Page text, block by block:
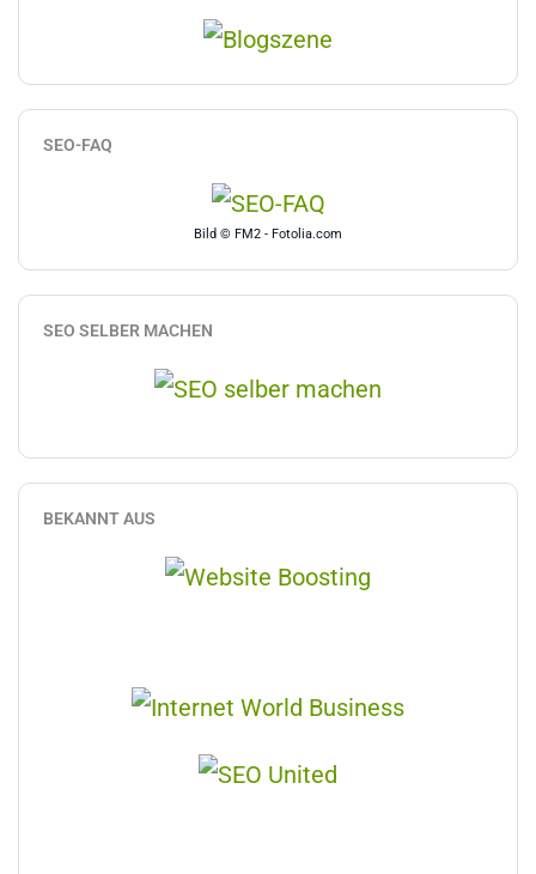
SEO-FAQ
Bild © FM2 - Fotolia.com
SEO SELBER MACHEN
BEKANNT AUS